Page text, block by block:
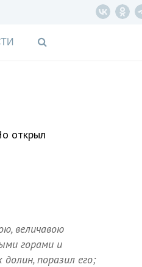
открыл
величавою
горами и
поразил его;